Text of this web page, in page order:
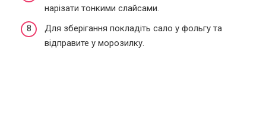
нарізати тонкими слайсами.
Для зберігання покладіть сало у фольгу та
відправите у морозилку.